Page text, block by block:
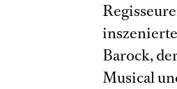
Barock,
Musical